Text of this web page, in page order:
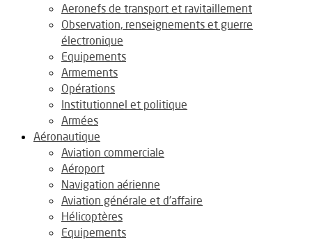
Aeronefs de transport et ravitaillement
Observation, renseignements et guerre
électronique
Equipements
Armements
Opérations
Institutionnel et politique
Armées
Aéronautique
Aviation commerciale
Aéroport
Navigation aérienne
Aviation générale et d’affaire
Hélicoptères
Equipements